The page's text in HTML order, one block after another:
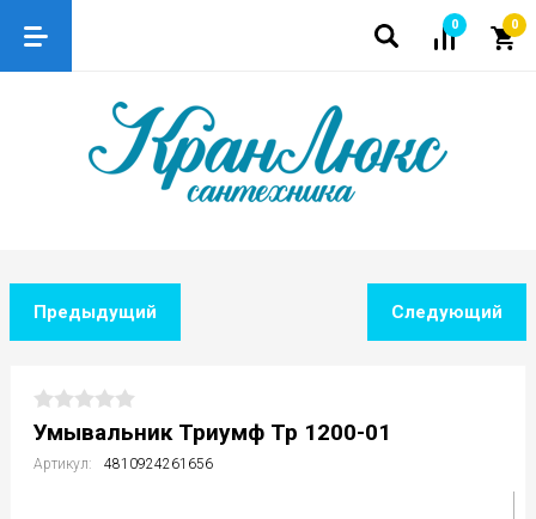
0 0
Предыдущий Следующий
Умывальник Триумф Тр 1200-01
Артикул: 4810924261656